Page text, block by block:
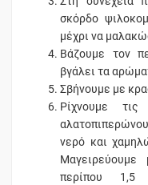
σκόρδο
μέχρι να
Βάζουμε τον
βγάλει τα
Σβήνουμε με
Ρίχνουμε
νερό και
περίπου 1,5